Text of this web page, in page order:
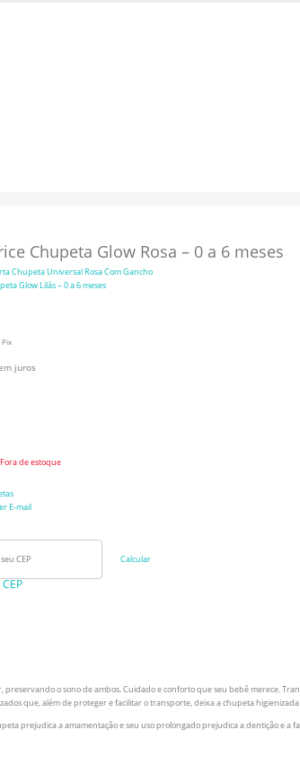
Chupeta Glow Rosa – 0 a 6 meses
Chupeta Universal Rosa Com Gancho
Glow Lilás – 0 a 6 meses
Pix
juros
Fora de estoque
E-mail
Calcular
o sono de ambos. Cuidado e conforto que seu bebê merece.
que, além de proteger e facilitar o transporte, deixa a chupeta
prejudica a amamentação e seu uso prolongado prejudica a dentição e a